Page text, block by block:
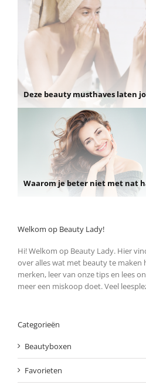
Deze beauty musthaves laten
Waarom je beter niet met nat
Welkom op Beauty Lady!
Hi! Welkom op Beauty Lady. Hier
over alles wat met beauty te maken
merken, leer van onze tips en lees
meer een miskoop doet. Veel
Categorieën
Beautyboxen
Favorieten